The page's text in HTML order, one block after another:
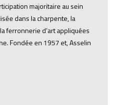
majoritaire au sein
dans la charpente, la
ferronnerie d’art appliquées
Fondée en 1957 et, Asselin